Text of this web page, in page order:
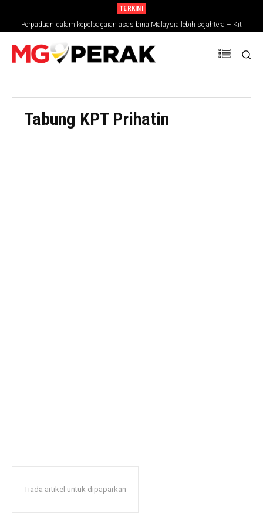
TERKINI
Perpaduan dalam kepelbagaian asas bina Malaysia lebih sejahtera – Kit
Siang
Tabung KPT Prihatin
Tiada artikel untuk dipaparkan